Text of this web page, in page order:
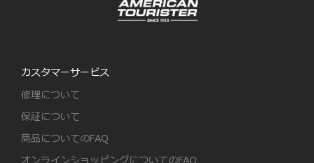
カスタマーサービス
修理について
保証について
商品についてのFAQ